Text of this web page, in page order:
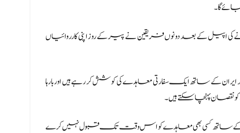
گا۔
کے بعد دونوں فریقین نے پیر کے روز اپنی کارروائیاں
ساتھ ایک سفارتی معاہدے کی کوشش کر رہے ہیں اور بارہا
نقصان پہنچا سکتے ہیں۔
ساتھ کسی بھی معاہدے کو اس وقت تک قبول نہیں کرے